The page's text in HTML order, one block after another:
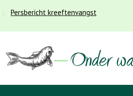
Persbericht kreeftenvangst